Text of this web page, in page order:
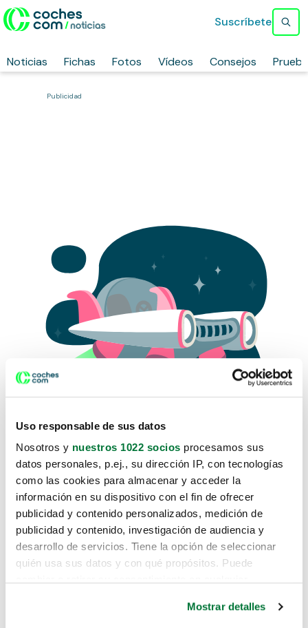
Uso responsable de sus datos
Nosotros y nuestros 1022 socios procesamos sus
datos personales, p.ej., su dirección IP, con tecnologías
como las cookies para almacenar y acceder la
información en su dispositivo con el fin de ofrecer
publicidad y contenido personalizados, medición de
publicidad y contenido, investigación de audiencia y
desarrollo de servicios. Tiene la opción de seleccionar
quién usa sus datos y con qué propósitos. Puede
Mostrar detalles
Noticias Fichas Fotos Vídeos Consejos
Suscríbete
Publicidad
Lo sentimos, no sabemos como
te hemos traido hasta aquí.
Pero puedes encontrar el coche que estás
buscando en alguno de estos enlaces: